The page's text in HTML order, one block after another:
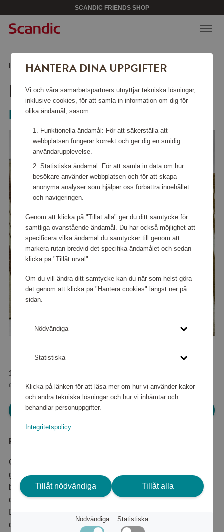
SCANDIC FRIENDS SHOP
Hem /Väskor & tillbehör /Necessärer/Necessär Green
NECESSÄR GREEN
Meraki
16 480 poäng
eller
206 kr
Logga in för att kunna handla
Produktbeskrivning
Organisera toalettartiklarna med stil med denna eleganta
gröna toalettväska, tillverkad av Oeko-Tex-certifierad
bomull. Utmärkt för både resor och vardagsbruk erbjuder
den en elegant lösning med en känsla av sofistikering.
Den kompakta men rymliga utformningen säkerställer att
dina väsentligheter alltid finns inom räckhåll- Oeko-Tex-
HANTERA DINA UPPGIFTER
Vi och våra samarbetspartners utnyttjar tekniska lösningar,
inklusive cookies, för att samla in information om dig för
olika ändamål, såsom:
Funktionella ändamål: För att säkerställa att
webbplatsen fungerar korrekt och ger dig en smidig
användarupplevelse.
Statistiska ändamål: För att samla in data om hur
besökare använder webbplatsen och för att skapa
anonyma analyser som hjälper oss förbättra innehållet
och navigeringen.
Genom att klicka på "Tillåt alla" ger du ditt samtycke för
samtliga ovanstående ändamål. Du har också möjlighet att
specificera vilka ändamål du samtycker till genom att
markera rutan bredvid det specifika ändamålet och sedan
klicka på "Tillåt urval".
Om du vill ändra ditt samtycke kan du när som helst göra
det genom att klicka på "Hantera cookies" längst ner på
sidan.
Nödvändiga
Statistiska
Klicka på länken för att läsa mer om hur vi använder kakor
och andra tekniska lösningar och hur vi inhämtar och
behandlar personuppgifter.
Integritetspolicy
Tillåt nödvändiga Tillåt alla
Nödvändiga Statistiska